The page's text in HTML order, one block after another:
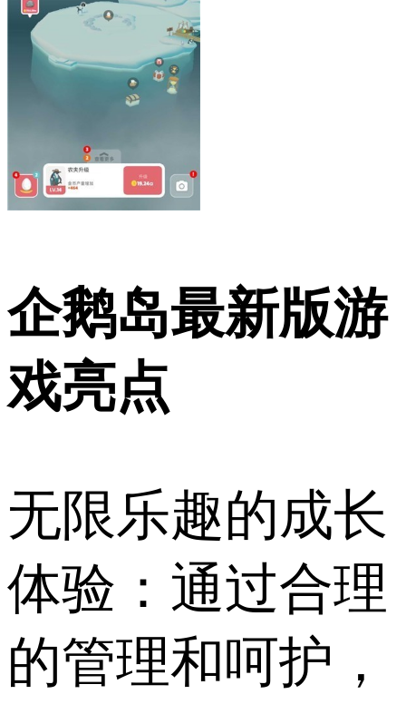
企鹅岛最新版游
戏亮点
无限乐趣的成长
体验：通过合理
的管理和呵护，